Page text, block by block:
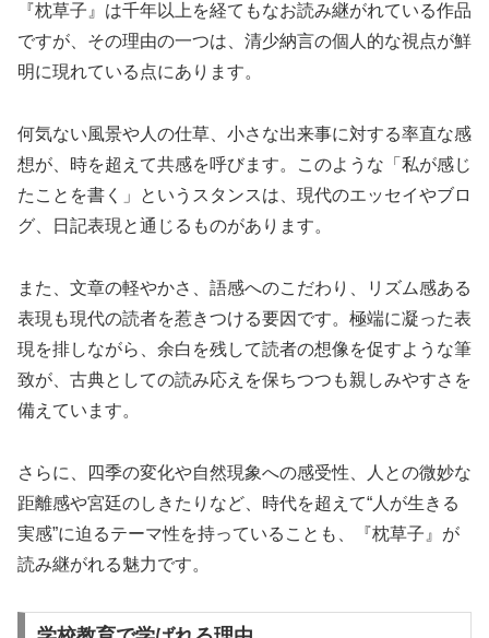
『枕草子』は千年以上を経てもなお読み継がれている作品
ですが、その理由の一つは、清少納言の個人的な視点が鮮
明に現れている点にあります。
何気ない風景や人の仕草、小さな出来事に対する率直な感
想が、時を超えて共感を呼びます。このような「私が感じ
たことを書く」というスタンスは、現代のエッセイやブロ
グ、日記表現と通じるものがあります。
また、文章の軽やかさ、語感へのこだわり、リズム感ある
表現も現代の読者を惹きつける要因です。極端に凝った表
現を排しながら、余白を残して読者の想像を促すような筆
致が、古典としての読み応えを保ちつつも親しみやすさを
備えています。
さらに、四季の変化や自然現象への感受性、人との微妙な
距離感や宮廷のしきたりなど、時代を超えて“人が生きる
実感”に迫るテーマ性を持っていることも、『枕草子』が
読み継がれる魅力です。